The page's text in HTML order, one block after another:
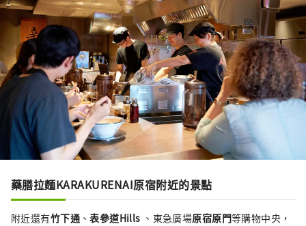
藥膳拉麵KARAKURENAI原宿附近的景點
附近還有竹下通、表參道Hills 、東急廣場原宿原門等購物中央，